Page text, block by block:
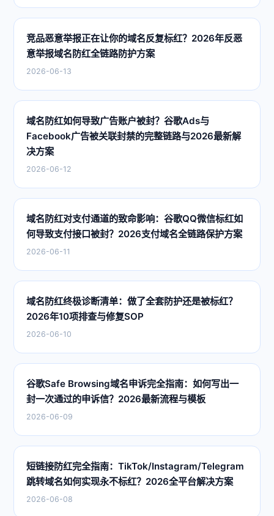
竞品恶意举报正在让你的域名反复标红？2026年反恶
意举报域名防红全链路防护方案
2026-06-13
域名防红如何导致广告账户被封？谷歌Ads与
Facebook广告被关联封禁的完整链路与2026最新解
决方案
2026-06-12
域名防红对支付通道的致命影响：谷歌QQ微信标红如
何导致支付接口被封？2026支付域名全链路保护方案
2026-06-11
域名防红终极诊断清单：做了全套防护还是被标红？
2026年10项排查与修复SOP
2026-06-10
谷歌Safe Browsing域名申诉完全指南：如何写出一
封一次通过的申诉信？2026最新流程与模板
2026-06-09
短链接防红完全指南：TikTok/Instagram/Telegram
跳转域名如何实现永不标红？2026全平台解决方案
2026-06-08